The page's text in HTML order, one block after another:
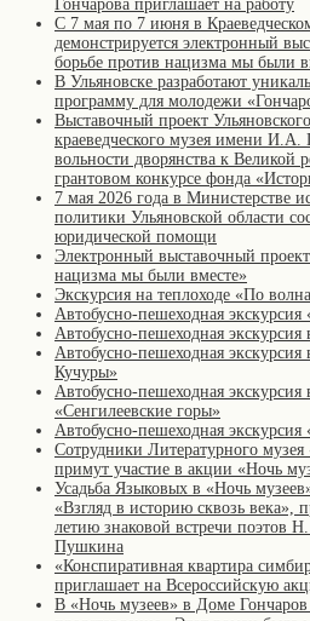
Гончарова приглашает на работу
С 7 мая по 7 июня в
демонстрируется электронный
борьбе против нацизма мы были
В Ульяновске разработают
программу для молодежи
Выставочный проект
краеведческого музея имени И.А.
вольности дворянства к Великой
грантовом конкурсе фонда
7 мая 2026 года в Министерстве
политики Ульяновской области
юридической помощи
Электронный выставочный
нацизма мы были вместе»
Экскурсия на теплоходе «По
Автобусно-пешеходная
Автобусно-пешеходная
Автобусно-пешеходная
Кучуры»
Автобусно-пешеходная
«Сенгилеевские горы»
Автобусно-пешеходная экскурсия
Сотрудники Литературного
примут участие в акции «Ночь
Усадьба Языковых в «Ночь
«Взгляд в историю сквозь века»,
летию знаковой встречи поэтов
Пушкина
«Конспиративная квартира
приглашает на Всероссийскую
В «Ночь музеев» в Доме Гончаров